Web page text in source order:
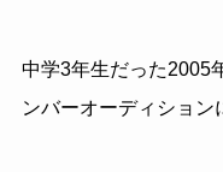
中学3年生だった2005
ンバーオーディション